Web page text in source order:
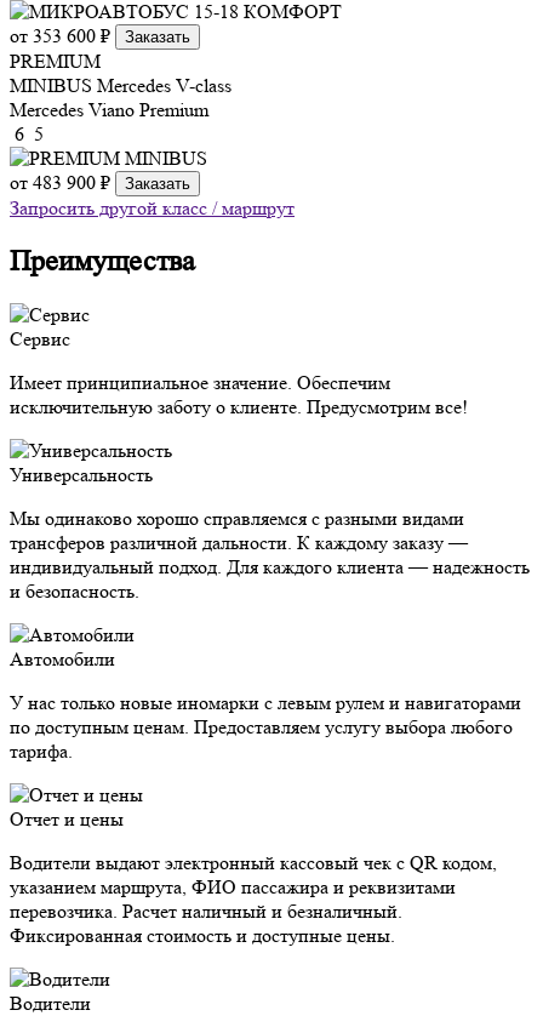
от 353 600 ₽ Заказать
PREMIUM
MINIBUS Mercedes V-class
Mercedes Viano Premium
6 5
от 483 900 ₽ Заказать
Запросить другой класс / маршрут
Преимущества
Сервис
Имеет принципиальное значение. Обеспечим
исключительную заботу о клиенте. Предусмотрим все!
Универсальность
Мы одинаково хорошо справляемся с разными видами
трансферов различной дальности. К каждому заказу —
индивидуальный подход. Для каждого клиента — надежность
и безопасность.
Автомобили
У нас только новые иномарки с левым рулем и навигаторами
по доступным ценам. Предоставляем услугу выбора любого
тарифа.
Отчет и цены
Водители выдают электронный кассовый чек с QR кодом,
указанием маршрута, ФИО пассажира и реквизитами
перевозчика. Расчет наличный и безналичный.
Фиксированная стоимость и доступные цены.
Водители